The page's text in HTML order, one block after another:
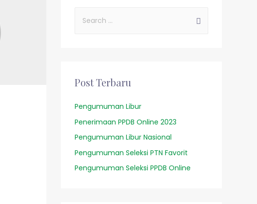
Post Terbaru
Pengumuman Libur
Penerimaan PPDB Online 2023
Pengumuman Libur Nasional
Pengumuman Seleksi PTN Favorit
Pengumuman Seleksi PPDB Online